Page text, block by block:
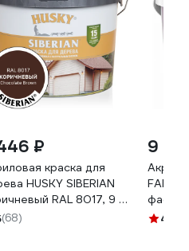
₽
краска для
HUSKY SIBERIAN
RAL 8017, 9 л
(68)
9
4.8